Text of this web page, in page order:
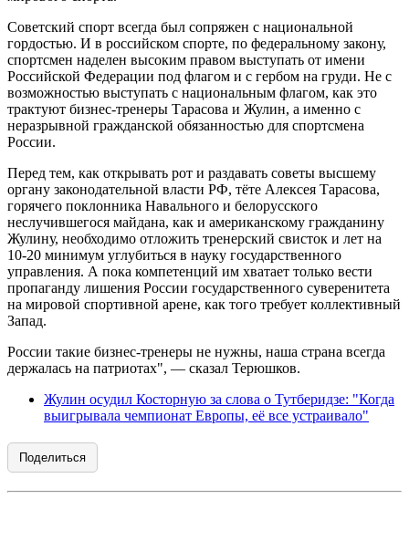
Советский спорт всегда был сопряжен с национальной
гордостью. И в российском спорте, по федеральному закону,
спортсмен наделен высоким правом выступать от имени
Российской Федерации под флагом и с гербом на груди. Не с
возможностью выступать с национальным флагом, как это
трактуют бизнес-тренеры Тарасова и Жулин, а именно с
неразрывной гражданской обязанностью для спортсмена
России.
Перед тем, как открывать рот и раздавать советы высшему
органу законодательной власти РФ, тёте Алексея Тарасова,
горячего поклонника Навального и белорусского
неслучившегося майдана, как и американскому гражданину
Жулину, необходимо отложить тренерский свисток и лет на
10-20 минимум углубиться в науку государственного
управления. А пока компетенций им хватает только вести
пропаганду лишения России государственного суверенитета
на мировой спортивной арене, как того требует коллективный
Запад.
России такие бизнес-тренеры не нужны, наша страна всегда
держалась на патриотах", — сказал Терюшков.
Жулин осудил Косторную за слова о Тутберидзе: "Когда
выигрывала чемпионат Европы, её все устраивало"
Поделиться